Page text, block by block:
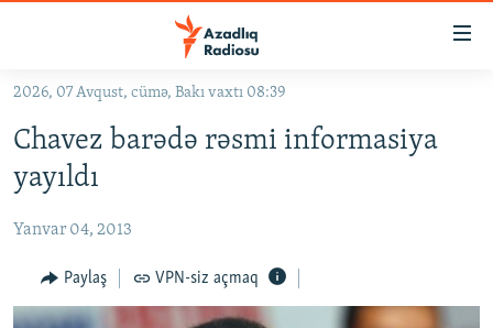
Əsas
qayıt
Əsas
naviqasiyaya
qayıt
KORRUPSIOMETR
#ƏSLINDƏ
FƏRQƏ BAX
QANUNI DOĞRU
2026, 07 Avqust, cümə, Bakı vaxtı 08:39
Chavez barədə rəsmi informasiya
yayıldı
Yanvar 04, 2013
Paylaş VPN-siz açmaq